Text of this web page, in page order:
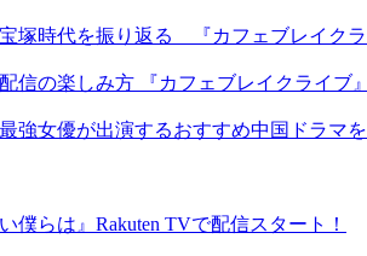
塚時代を振り返る 『カフェブレイク
信の楽しみ方 『カフェブレイクライブ
強女優が出演するおすすめ中国ドラマを
僕らは』Rakuten TVで配信スタート！